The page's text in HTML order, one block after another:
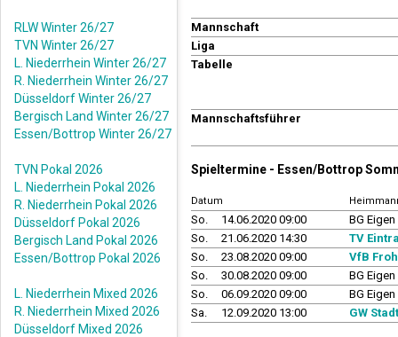
RLW Winter 26/27
TVN Winter 26/27
L. Niederrhein Winter 26/27
R. Niederrhein Winter 26/27
Düsseldorf Winter 26/27
Bergisch Land Winter 26/27
Essen/Bottrop Winter 26/27
TVN Pokal 2026
L. Niederrhein Pokal 2026
R. Niederrhein Pokal 2026
Düsseldorf Pokal 2026
Bergisch Land Pokal 2026
Essen/Bottrop Pokal 2026
L. Niederrhein Mixed 2026
R. Niederrhein Mixed 2026
Düsseldorf Mixed 2026
Mannschaft
Liga
Tabelle
Mannschaftsführer
Spieltermine - Essen/Bottrop
Datum
So. 14.06.2020 09:00
BG Eigen
So.
21.06.2020 14:30
TV
So.
23.08.2020 09:00
VfB
So.
30.08.2020 09:00
BG Eigen
So.
06.09.2020 09:00
BG Eigen
Sa.
12.09.2020 13:00 GW